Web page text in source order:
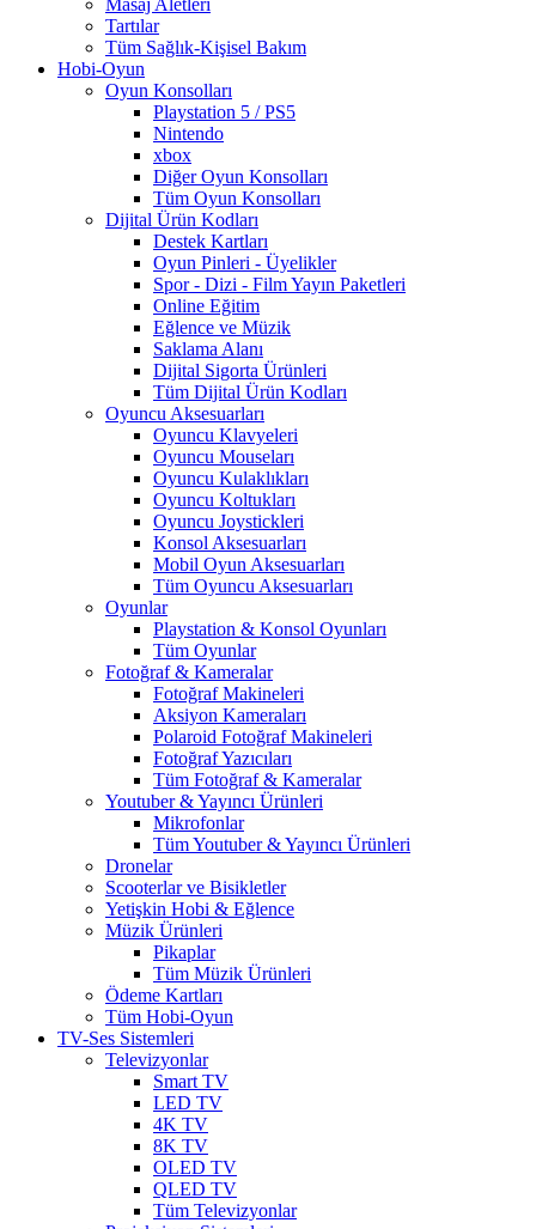
Masaj Aletleri
Tartılar
Tüm Sağlık-Kişisel Bakım
Hobi-Oyun
Oyun Konsolları
Playstation 5 / PS5
Nintendo
xbox
Diğer Oyun Konsolları
Tüm Oyun Konsolları
Dijital Ürün Kodları
Destek Kartları
Oyun Pinleri - Üyelikler
Spor - Dizi - Film Yayın Paketleri
Online Eğitim
Eğlence ve Müzik
Saklama Alanı
Dijital Sigorta Ürünleri
Tüm Dijital Ürün Kodları
Oyuncu Aksesuarları
Oyuncu Klavyeleri
Oyuncu Mouseları
Oyuncu Kulaklıkları
Oyuncu Koltukları
Oyuncu Joystickleri
Konsol Aksesuarları
Mobil Oyun Aksesuarları
Tüm Oyuncu Aksesuarları
Oyunlar
Playstation & Konsol Oyunları
Tüm Oyunlar
Fotoğraf & Kameralar
Fotoğraf Makineleri
Aksiyon Kameraları
Polaroid Fotoğraf Makineleri
Fotoğraf Yazıcıları
Tüm Fotoğraf & Kameralar
Youtuber & Yayıncı Ürünleri
Mikrofonlar
Tüm Youtuber & Yayıncı Ürünleri
Dronelar
Scooterlar ve Bisikletler
Yetişkin Hobi & Eğlence
Müzik Ürünleri
Pikaplar
Tüm Müzik Ürünleri
Ödeme Kartları
Tüm Hobi-Oyun
TV-Ses Sistemleri
Televizyonlar
Smart TV
LED TV
4K TV
8K TV
OLED TV
QLED TV
Tüm Televizyonlar